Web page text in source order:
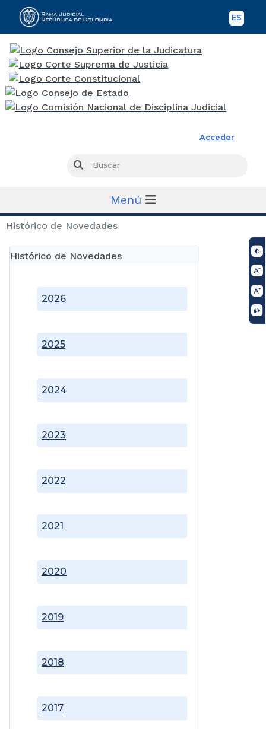
ES
Acceder
Buscar
Menú
Histórico de Novedades
Histórico de Novedades
2017
2018
2019
2020
2021
2022
2023
2024
2025
2026